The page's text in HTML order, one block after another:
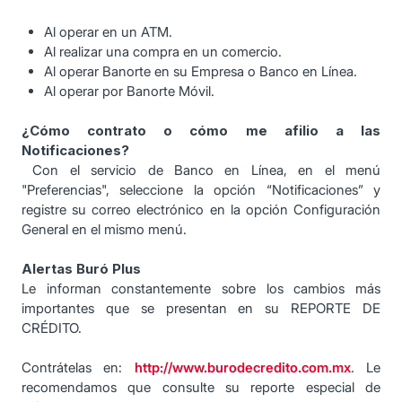
Al operar en un ATM.
Al realizar una compra en un comercio.
Al operar Banorte en su Empresa o Banco en Línea.
Al operar por Banorte Móvil.
¿Cómo contrato o cómo me afilio a las
Notificaciones?
Con el servicio de Banco en Línea, en el menú
"Preferencias", seleccione la opción “Notificaciones” y
registre su correo electrónico en la opción Configuración
General en el mismo menú.
Alertas Buró Plus
Le informan constantemente sobre los cambios más
importantes que se presentan en su REPORTE DE
CRÉDITO.
Contrátelas en: http://www.burodecredito.com.mx. Le
recomendamos que consulte su reporte especial de